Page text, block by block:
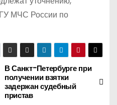
МЧС России по
В Санкт-Петербурге при
получении взятки
задержан судебный
пристав